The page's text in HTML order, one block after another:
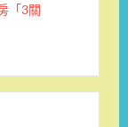
「3關